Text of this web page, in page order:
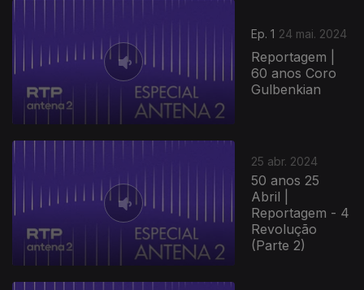
Ep. 1 24 mai. 2024
Reportagem |
60 anos Coro
Gulbenkian
25 abr. 2024
50 anos 25
Abril |
Reportagem - 4
Revolução
(Parte 2)